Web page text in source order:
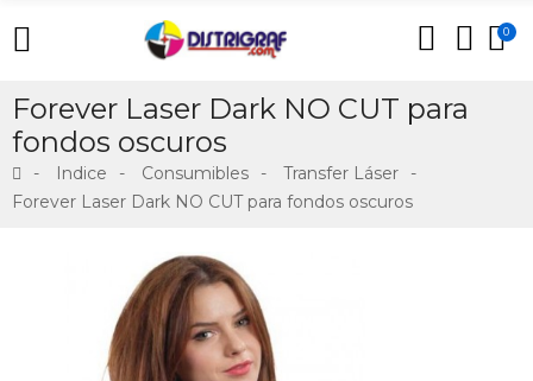
0
Forever Laser Dark NO CUT para
fondos oscuros
Indice Consumibles
Transfer Láser
Forever Laser Dark NO CUT para fondos oscuros